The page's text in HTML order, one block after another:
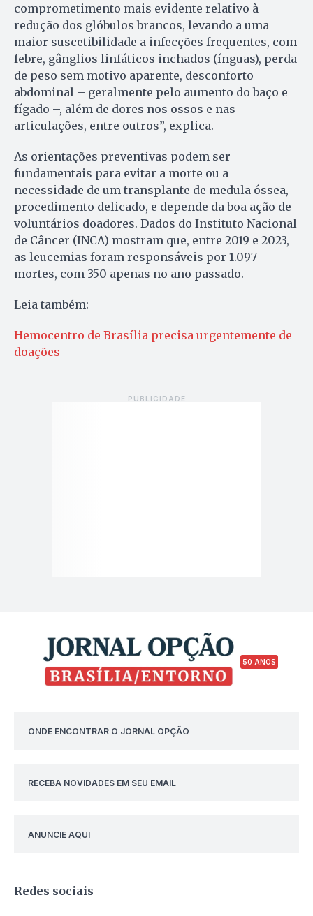
comprometimento mais evidente relativo à
redução dos glóbulos brancos, levando a uma
maior suscetibilidade a infecções frequentes, com
febre, gânglios linfáticos inchados (ínguas), perda
de peso sem motivo aparente, desconforto
abdominal – geralmente pelo aumento do baço e
fígado –, além de dores nos ossos e nas
articulações, entre outros”, explica.
As orientações preventivas podem ser
fundamentais para evitar a morte ou a
necessidade de um transplante de medula óssea,
procedimento delicado, e depende da boa ação de
voluntários doadores. Dados do Instituto Nacional
de Câncer (INCA) mostram que, entre 2019 e 2023,
as leucemias foram responsáveis por 1.097
mortes, com 350 apenas no ano passado.
Leia também:
Hemocentro de Brasília precisa urgentemente de
doações
50 ANOS
ONDE ENCONTRAR O JORNAL OPÇÃO
RECEBA NOVIDADES EM SEU EMAIL
ANUNCIE AQUI
Redes sociais